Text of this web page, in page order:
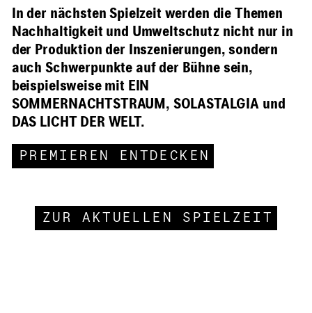
In der nächsten Spielzeit werden die Themen
Nachhaltigkeit und Umweltschutz nicht nur in
der Produktion der Inszenierungen, sondern
auch Schwerpunkte auf der Bühne sein,
beispielsweise mit EIN
SOMMERNACHTSTRAUM, SOLASTALGIA und
DAS LICHT DER WELT.
PREMIEREN ENTDECKEN
ZUR AKTUELLEN SPIELZEIT